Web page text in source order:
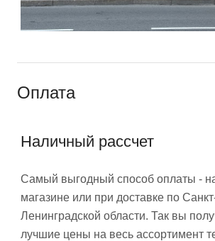
Оплата
Наличный рассчет
Самый выгодный способ оплаты -
магазине или при доставке по
Ленинградской области. Так вы
лучшие цены на весь ассортимент